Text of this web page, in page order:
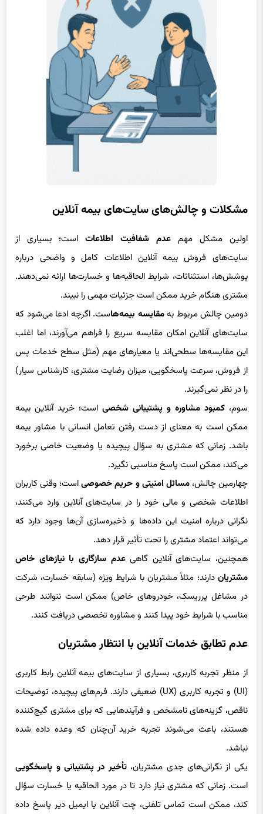
مشکلات و چالش‌های سایت‌های بیمه آنلاین
اولین مشکل مهمعدم شفافیت اطلاعاتاست؛ بسیاری از
سایت‌های فروش بیمه آنلاین اطلاعات کامل و واضحی درباره
پوشش‌ها، استثنائات، شرایط الحاقیه‌ها و خسارت‌ها ارائه نمی‌دهند.
مشتری هنگام خرید ممکن است جزئیات مهمی را نبیند.
دومین چالش مربوط بهمقایسه بیمه‌هاست. اگرچه ادعا می‌شود که
سایت‌های آنلاین امکان مقایسه سریع را فراهم می‌آورند، اما اغلب
این مقایسه‌ها سطحی‌اند یا معیارهای مهم (مثل سطح خدمات پس
از فروش، سرعت پاسخگویی، میزان رضایت مشتری، کارشناس سیار)
را در نظر نمی‌گیرند.
سوم،کمبود مشاوره و پشتیبانی شخصیاست؛ خرید آنلاین بیمه
ممکن است به معنای از دست رفتن تعامل انسانی با مشاور بیمه
باشد. زمانی که مشتری به سؤال پیچیده یا وضعیت خاصی برخورد
می‌کند، ممکن است پاسخ مناسبی نگیرد.
چهارمین چالش،مسائل امنیتی و حریم خصوصیاست؛ وقتی کاربران
اطلاعات شخصی و مالی خود را در سایت‌های آنلاین وارد می‌کنند،
نگرانی درباره امنیت این داده‌ها و ذخیره‌سازی آن‌ها وجود دارد که
می‌تواند اعتماد مشتری را تحت تأثیر قرار دهد.
همچنین، سایت‌های آنلاین گاهیعدم سازگاری با نیازهای خاص
مشتریان دارند؛ مثلاً مشتریان با شرایط ویژه (سابقه خسارت، شرکت
در مشاغل پرریسک، خودروهای خاص) ممکن است نتوانند طرحی
مناسب با شرایط خود پیدا کنند و مشاوره تخصصی دریافت کنند.
عدم تطابق خدمات آنلاین با انتظار مشتریان
از منظر تجربه کاربری، بسیاری از سایت‌های بیمه آنلاین رابط کاربری
(UI) و تجربه کاربری (UX) ضعیفی دارند. فرم‌های پیچیده، توضیحات
ناقص، گزینه‌های نامشخص و فرآیندهایی که برای مشتری گیج‌کننده
هستند، باعث می‌شوند تجربه خرید آن‌چنان که وعده داده شده
نباشد.
یکی از نگرانی‌های جدی مشتریان،تأخیر در پشتیبانی و پاسخگویی
است. زمانی که مشتری نیاز دارد تا در مورد الحاقیه یا خسارت سؤال
کند، ممکن است تماس تلفنی، چت آنلاین یا ایمیل دیر پاسخ داده